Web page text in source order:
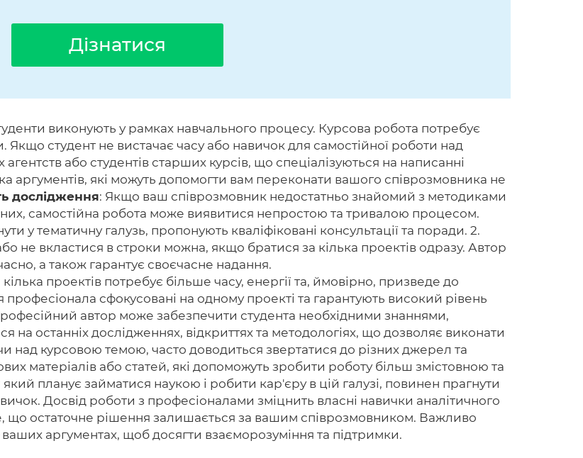
Дізнатися
виконують у рамках навчального процесу. Курсова робота потребує
Якщо студент не вистачає часу або навичок для самостійної роботи над
або студентів старших курсів, що спеціалізуються на написанні
аргументів, які можуть допомогти вам переконати вашого співрозмовника не
дослідження: Якщо ваш співрозмовник недостатньо знайомий з методиками
самостійна робота може виявитися непростою та тривалою процесом.
у тематичну галузь, пропонують кваліфіковані консультації та поради. 2.
не вкластися в строки можна, якщо братися за кілька проектів одразу. Автор
а також гарантує своєчасне надання.
проектів потребує більше часу, енергії та, ймовірно, призведе до
сфокусовані на одному проекті та гарантують високий рівень
автор може забезпечити студента необхідними знаннями,
на останніх дослідженнях, відкриттях та методологіях, що дозволяє виконати
над курсовою темою, часто доводиться звертатися до різних джерел та
матеріалів або статей, які допоможуть зробити роботу більш змістовною та
який планує займатися наукою і робити кар'єру в цій галузі, повинен прагнути
Досвід роботи з професіоналами зміцнить власні навички аналітичного
що остаточне рішення залишається за вашим співрозмовником. Важливо
аргументах, щоб досягти взаєморозуміння та підтримки.